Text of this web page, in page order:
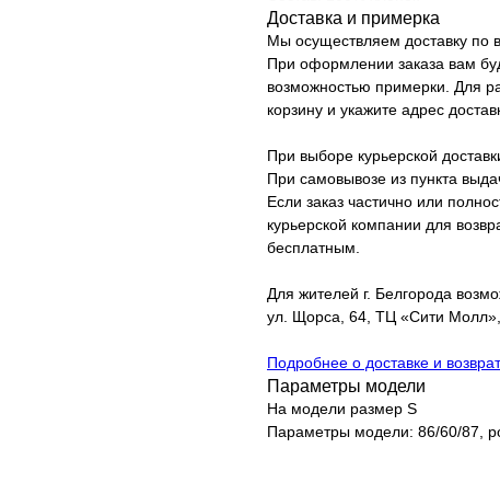
Доставка и примерка
Мы осуществляем доставку по
При оформлении заказа вам
возможностью примерки. Для
корзину и укажите адрес
При выборе курьерской
При самовывозе из пункта
Если заказ частично или
курьерской компании для
бесплатным.
Для жителей г. Белгорода
ул. Щорса, 64, ТЦ «Сити
Подробнее о доставке и
Параметры модели
На модели размер S
Параметры модели: 86/60/87,